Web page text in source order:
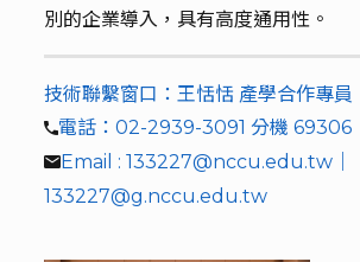
別的企業導入，具有高度通用性。
技術聯繫窗口：王恬恬 產學合作專員
電話：02-2939-3091 分機 69306
Email : 133227@nccu.edu.tw｜
133227@g.nccu.edu.tw